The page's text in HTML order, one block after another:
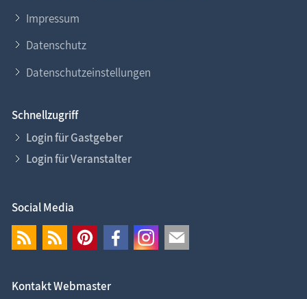
Impressum
Datenschutz
Datenschutzeinstellungen
Schnellzugriff
Login für Gastgeber
Login für Veranstalter
Social Media
Kontakt Webmaster